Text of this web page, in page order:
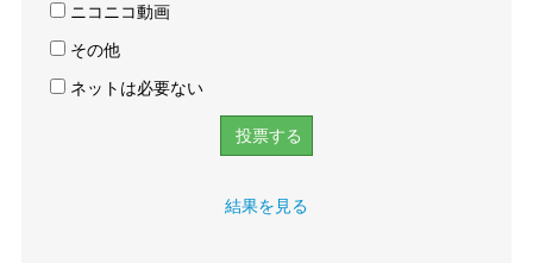
ニコニコ動画
その他
ネットは必要ない
結果を見る